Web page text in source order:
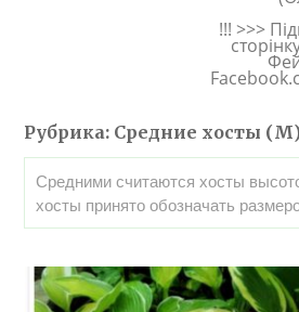
!!! >>>
Рубрика: Средние хосты
Средними считаются хосты
хосты принято обозначать